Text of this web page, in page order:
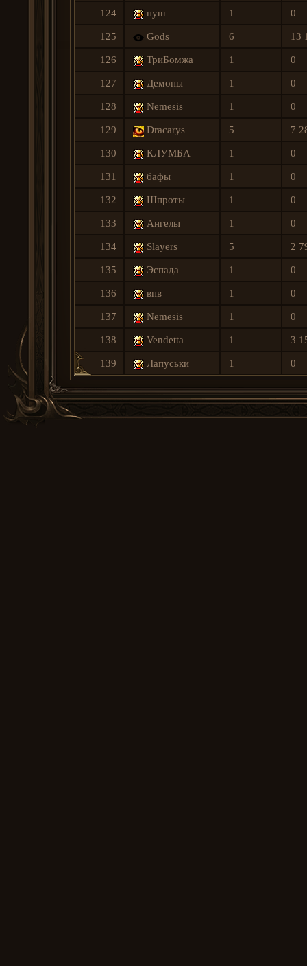
124 пуш 1 0
125 Gods 6 13
126 ТриБомжа 1 0
127 Демoны 1 0
128 Nеmеsis 1 0
129 Dracarys 5 7
130 КЛУМБА 1 0
131 бафы 1 0
132 Шпроты 1 0
133 Ангелы 1 0
134 Slayers 5 2
135 Эспада 1 0
136 впв 1 0
137 Nеmesis 1 0
138 Vendetta 1 3
139 Лапуськи 1 0